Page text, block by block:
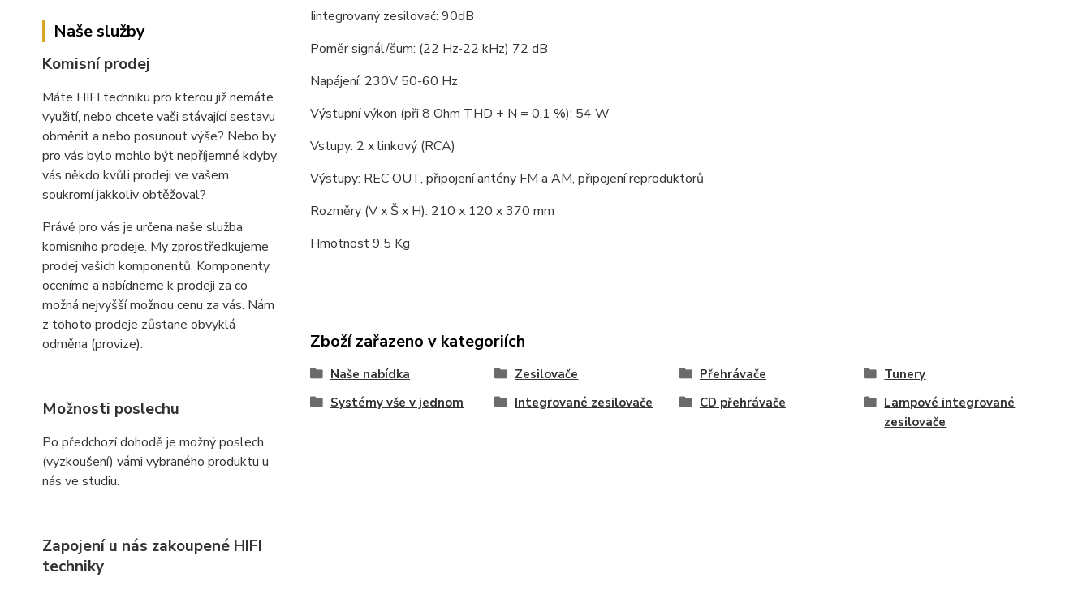
Naše služby
Komisní prodej
Máte HIFI techniku pro kterou již nemáte
využití, nebo chcete vaši stávající sestavu
obměnit a nebo posunout výše? Nebo by
pro vás bylo mohlo být nepříjemné kdyby
vás někdo kvůli prodeji ve vašem
soukromí jakkoliv obtěžoval?
Právě pro vás je určena naše služba
komisního prodeje. My zprostředkujeme
prodej vašich komponentů, Komponenty
oceníme a nabídneme k prodeji za co
možná nejvyšší možnou cenu za vás. Nám
z tohoto prodeje zůstane obvyklá
odměna (provize).
Možnosti poslechu
Po předchozí dohodě je možný poslech
(vyzkoušení) vámi vybraného produktu u
nás ve studiu.
Zapojení u nás zakoupené HIFI
techniky
Iintegrovaný zesilovač: 90dB
Poměr signál/šum: (22 Hz-22 kHz) 72 dB
Napájení: 230V 50-60 Hz
Výstupní výkon (při 8 Ohm THD + N = 0,1 %): 54 W
Vstupy: 2 x linkový (RCA)
Výstupy: REC OUT, připojení antény FM a AM, připojení reproduktorů
Rozměry (V x Š x H): 210 x 120 x 370 mm
Hmotnost 9,5 Kg
Zboží zařazeno v kategoriích
Naše nabídka Zesilovače Přehrávače
Tunery
Systémy vše v jednom
Integrované zesilovače CD přehrávače
Lampové integrované
zesilovače